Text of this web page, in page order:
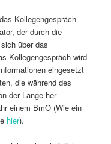
Kollegengespräch
der durch die
über das
Kollegengespräch wird
eingesetzt
die während des
der Länge her
einem BmO (Wie ein
hier).